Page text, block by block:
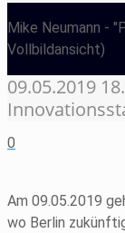
Mike Neumann -
Vollbildansicht)
09.05.2019
0
Am 09.05.2019
wo Berlin